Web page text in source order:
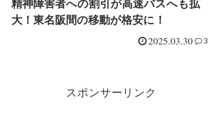
精神障害者への割引が高速バスへも拡
大！東名阪間の移動が格安に！
2025.03.30 3
スポンサーリンク